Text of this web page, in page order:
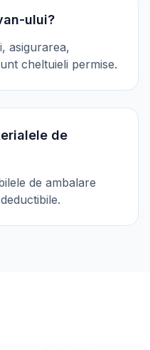
ului?
asigurarea,
cheltuieli permise.
de
de ambalare